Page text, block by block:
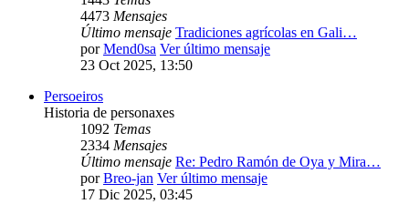
4473 Mensajes
Último mensaje Tradiciones agrícolas en Gali…
porMend0sa Ver último mensaje
23 Oct 2025, 13:50
Persoeiros
Historia de personaxes
1092 Temas
2334 Mensajes
Último mensaje Re: Pedro Ramón de Oya y Mira…
porBreo-jan Ver último mensaje
17 Dic 2025, 03:45